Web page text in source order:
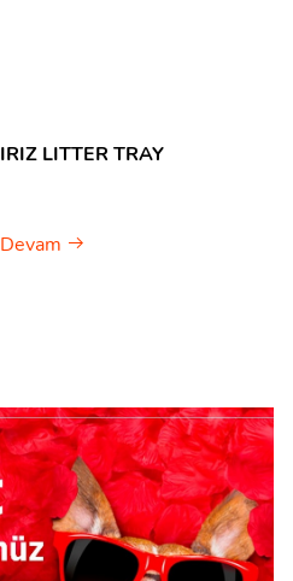
IRIZ LITTER TRAY
Devam